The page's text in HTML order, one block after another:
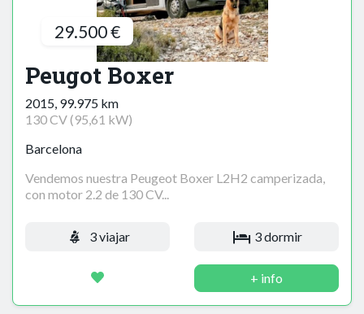
29.500 €
Peugot Boxer
2015, 99.975 km
130 CV (95,61 kW)
Barcelona
Vendemos nuestra Peugeot Boxer L2H2 camperizada,
con motor 2.2 de 130 CV...
3 viajar 3 dormir
+ info